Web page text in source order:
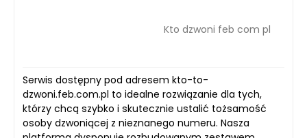
Kto dzwoni feb com pl
Serwis dostępny pod adresem kto-to-
dzwoni.feb.com.pl to idealne rozwiązanie dla tych,
którzy chcą szybko i skutecznie ustalić tożsamość
osoby dzwoniącej z nieznanego numeru. Nasza